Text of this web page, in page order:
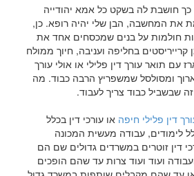
כך חושבת לה בשקט כל אמא יהודייה
את המחשבה, הבן שלי יהיה רופא. כן,
חולמות על בנים שמכסחים אחד את
בחליפה ועניבה, חיוך ממולח
עם תואר עורך דין פלילי או אולי עורך
ומסולסל שמשפריץ הרבה כבוד. מה
שבשביל כבוד צריך לעבוד.
דין פלילי חיפה או עורכי דין בכלל
לימודים, עבודה מעשית המכונה
דין זוטרים במשרדים גדולים שם הם
ועוד ועוד צרות עד שהם הופכים